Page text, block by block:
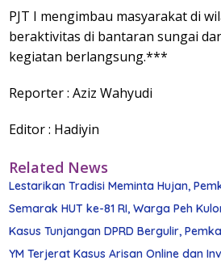
PJT I mengimbau masyarakat di
beraktivitas di bantaran sungai
kegiatan berlangsung.***
Reporter : Aziz Wahyudi
Editor : Hadiyin
Related News
Lestarikan Tradisi Meminta Hujan,
Semarak HUT ke-81 RI, Warga Peh
Kasus Tunjangan DPRD Bergulir,
YM Terjerat Kasus Arisan Online dan